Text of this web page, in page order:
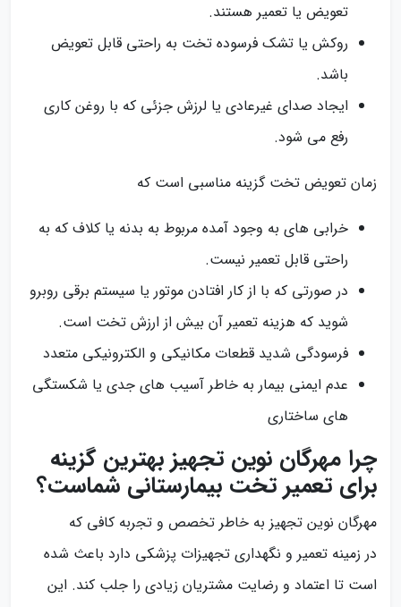
تعویض یا تعمیر هستند.
روکش یا تشک فرسوده تخت به راحتی قابل تعویض
باشد.
ایجاد صدای غیرعادی یا لرزش جزئی که با روغن‌ کاری
رفع می‌ شود.
زمان تعویض تخت گزینه مناسبی است که
خرابی‌ های به وجود آمده مربوط به بدنه یا کلاف که به‌
راحتی قابل تعمیر نیست.
در صورتی که با از کار افتادن موتور یا سیستم برقی روبرو
شوید که هزینه تعمیر آن بیش از ارزش تخت است.
فرسودگی شدید قطعات مکانیکی و الکترونیکی متعدد
عدم ایمنی بیمار به خاطر آسیب‌ های جدی یا شکستگی‌
های ساختاری
چرا مهرگان نوین تجهیز بهترین گزینه
برای تعمیر تخت بیمارستانی شماست؟
مهرگان نوین تجهیز به خاطر تخصص و تجربه کافی که
در زمینه تعمیر و نگهداری تجهیزات پزشکی دارد باعث شده
است تا اعتماد و رضایت مشتریان زیادی را جلب کند. این